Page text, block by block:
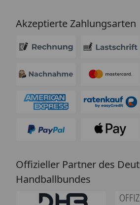
Akzeptierte Zahlungsarten
Offizieller Partner des
Handballbundes